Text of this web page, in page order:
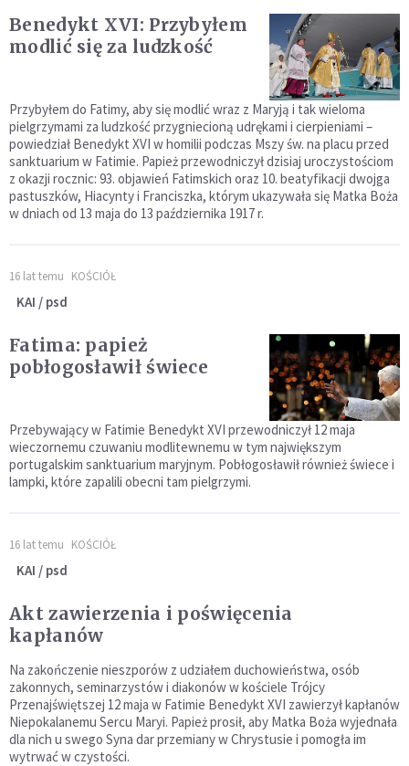
Benedykt XVI: Przybyłem
modlić się za ludzkość
Przybyłem do Fatimy, aby się modlić wraz z Maryją i tak wieloma
pielgrzymami za ludzkość przygniecioną udrękami i cierpieniami –
powiedział Benedykt XVI w homilii podczas Mszy św. na placu przed
sanktuarium w Fatimie. Papież przewodniczył dzisiaj uroczystościom
z okazji rocznic: 93. objawień Fatimskich oraz 10. beatyfikacji dwojga
pastuszków, Hiacynty i Franciszka, którym ukazywała się Matka Boża
w dniach od 13 maja do 13 października 1917 r.
16 lat temu KOŚCIÓŁ
KAI / psd
Fatima: papież
pobłogosławił świece
Przebywający w Fatimie Benedykt XVI przewodniczył 12 maja
wieczornemu czuwaniu modlitewnemu w tym największym
portugalskim sanktuarium maryjnym. Pobłogosławił również świece i
lampki, które zapalili obecni tam pielgrzymi.
16 lat temu KOŚCIÓŁ
KAI / psd
Akt zawierzenia i poświęcenia
kapłanów
Na zakończenie nieszporów z udziałem duchowieństwa, osób
zakonnych, seminarzystów i diakonów w kościele Trójcy
Przenajświętszej 12 maja w Fatimie Benedykt XVI zawierzył kapłanów
Niepokalanemu Sercu Maryi. Papież prosił, aby Matka Boża wyjednała
dla nich u swego Syna dar przemiany w Chrystusie i pomogła im
wytrwać w czystości.